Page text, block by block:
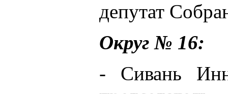
депутат
Округ № 16:
- Сивань